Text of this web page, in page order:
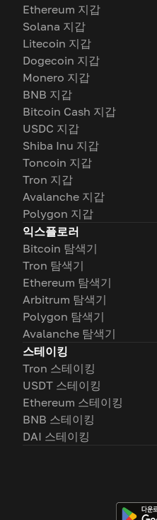
Ethereum 지갑
Solana 지갑
Litecoin 지갑
Dogecoin 지갑
Monero 지갑
BNB 지갑
Bitcoin Cash 지갑
USDC 지갑
Shiba Inu 지갑
Toncoin 지갑
Tron 지갑
Avalanche 지갑
Polygon 지갑
익스플로러
Bitcoin 탐색기
Tron 탐색기
Ethereum 탐색기
Arbitrum 탐색기
Polygon 탐색기
Avalanche 탐색기
스테이킹
Tron 스테이킹
USDT 스테이킹
Ethereum 스테이킹
BNB 스테이킹
DAI 스테이킹